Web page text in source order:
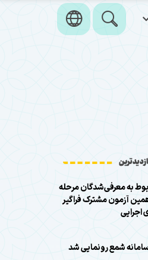
به معرفی‌شدگان مرحله
آزمون مشترک فراگیر
اجرایی
شمع رونمایی شد